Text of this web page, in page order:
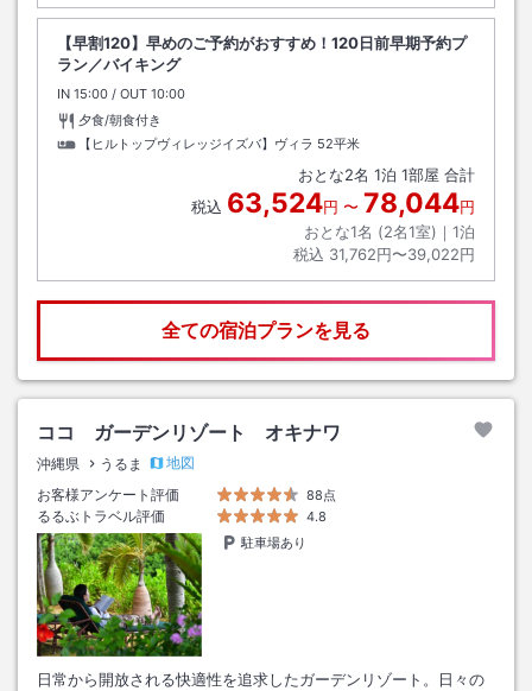
【早割120】早めのご予約がおすすめ！120日前早期予約プ
ラン／バイキング
IN チェックイン
15:00 / OUT チェックアウト
10:00
夕食/朝食付き
【ヒルトップヴィレッジイズバ】ヴィラ 52平米
おとな2名 1泊 1部屋 合計
税込 63,524円 〜 78,044円
おとな1名 (2名1室)｜ 1泊
税込 31,762円〜39,022円
全ての宿泊プランを見る
ココ ガーデンリゾート オキナワ
沖縄県 うるま
地図
お客様アンケート評価
88点
るるぶトラベル評価
4.8
駐車場あり
日常から開放される快適性を追求したガーデンリゾート。日々の